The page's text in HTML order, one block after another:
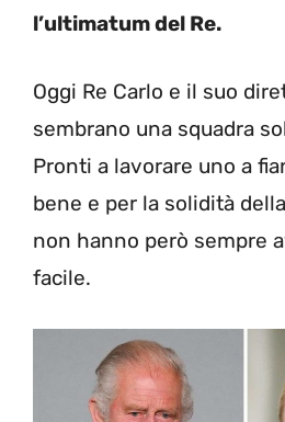
l’ultimatum del Re.
Oggi Re Carlo e il suo
sembrano una squadra
Pronti a lavorare uno a
bene e per la solidità
non hanno però sempre
facile.